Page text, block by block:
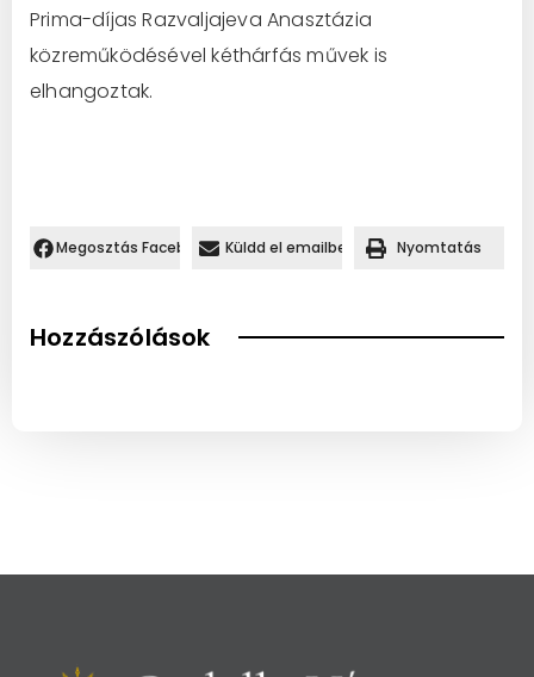
Prima-díjas Razvaljajeva Anasztázia
közreműködésével kéthárfás művek is
elhangoztak.
Megosztás Facebookon.Küldd el emailben Nyomtatás
Hozzászólások